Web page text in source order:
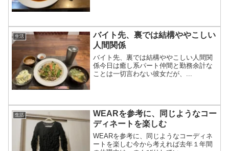
生活
バイト先、裏では結構ややこしい
人間関係
バイト先、裏では結構ややこしい人間関
係今日は癒し系パート仲間と勤務余計な
ことは一切言わない彼女だが、...
生活
WEARを参考に、同じようなコー
ディネートを楽しむ
WEARを参考に、同じようなコーディネ
ートを楽しむ今から考えれば去年１年間